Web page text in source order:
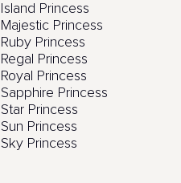
Island Princess
Majestic Princess
Ruby Princess
Regal Princess
Royal Princess
Sapphire Princess
Star Princess
Sun Princess
Sky Princess